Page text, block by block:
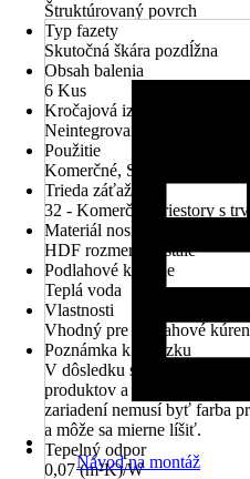
Štruktúrovaný povrch
Typ fazety
Skutočná škára pozdĺžna
Obsah balenia
6 Kus
Kročajová izolácia
Neintegrované
Použitie
Komerčné, Súkromné
Trieda záťaže
32 - Komerčné priestory s
Materiál nosnej dosky
HDF rozmerovo stále
Podlahové kúrenie
Teplá voda
Vlastnosti
Vhodný pre podlahové
Poznámka k obrázku
V dôsledku svetelných
produktov a rôznych
zariadení nemusí byť farba
a môže sa mierne líšiť.
Tepelný odpor
0,07 (m²K)/W
Návod na montáž